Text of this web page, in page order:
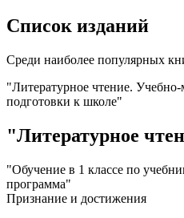
Список изданий
Среди наиболее популярных
"Литературное чтение. Учебно-
подготовки к школе"
"Литературное
"Обучение в 1 классе по
программа"
Признание и достижения